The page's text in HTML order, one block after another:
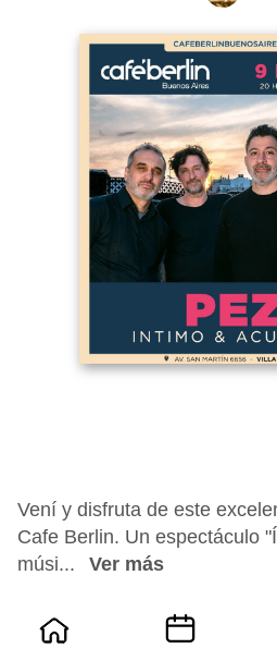
Vení y disfruta de este
Cafe Berlin. Un espectáculo
músi...
Ver más